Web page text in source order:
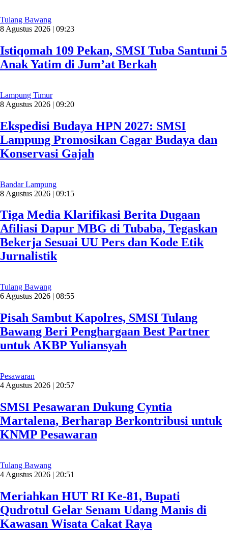
Tulang Bawang
8 Agustus 2026 | 09:23
Istiqomah 109 Pekan, SMSI Tuba Santuni 5
Anak Yatim di Jum’at Berkah
Lampung Timur
8 Agustus 2026 | 09:20
Ekspedisi Budaya HPN 2027: SMSI
Lampung Promosikan Cagar Budaya dan
Konservasi Gajah
Bandar Lampung
8 Agustus 2026 | 09:15
Tiga Media Klarifikasi Berita Dugaan
Afiliasi Dapur MBG di Tubaba, Tegaskan
Bekerja Sesuai UU Pers dan Kode Etik
Jurnalistik
Tulang Bawang
6 Agustus 2026 | 08:55
Pisah Sambut Kapolres, SMSI Tulang
Bawang Beri Penghargaan Best Partner
untuk AKBP Yuliansyah
Pesawaran
4 Agustus 2026 | 20:57
SMSI Pesawaran Dukung Cyntia
Martalena, Berharap Berkontribusi untuk
KNMP Pesawaran
Tulang Bawang
4 Agustus 2026 | 20:51
Meriahkan HUT RI Ke-81, Bupati
Qudrotul Gelar Senam Udang Manis di
Kawasan Wisata Cakat Raya